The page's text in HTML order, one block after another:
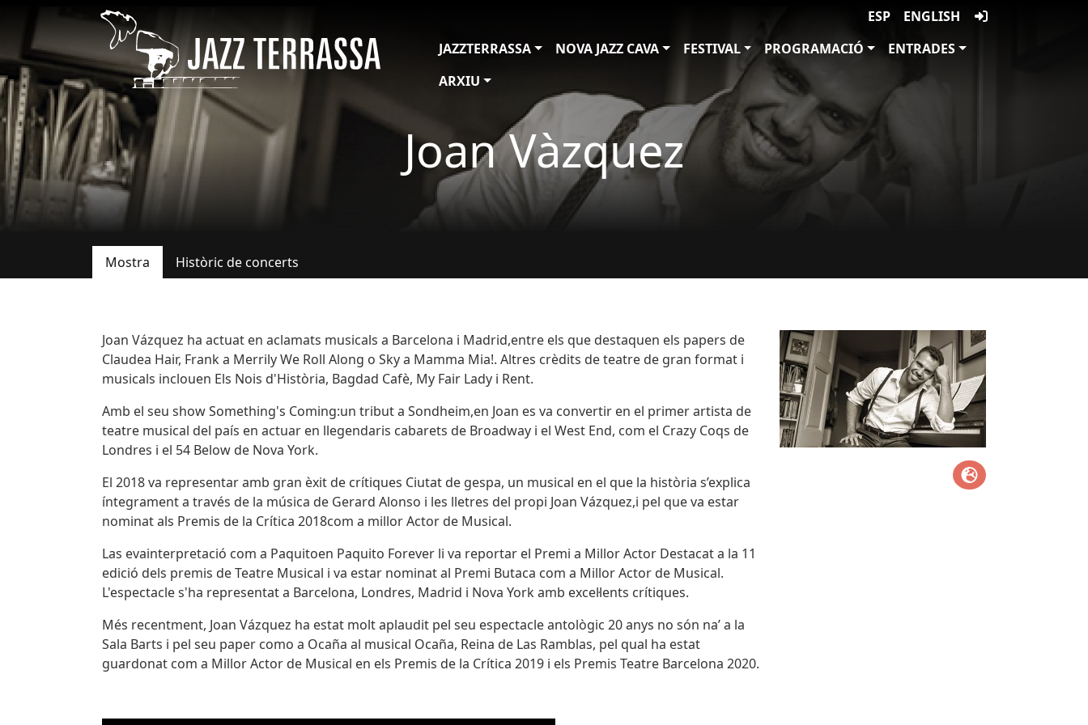
ESP
ENGLISH
JAZZTERRASSA
NOVA JAZZ CAVA FESTIVAL PROGRAMACIÓ
ENTRADES
ARXIU
Joan Vàzquez
Pestanyes primàries
Mostra Històric de concerts
Bio
Joan Vázquez ha actuat en aclamats musicals a Barcelona i Madrid,entre els que destaquen els papers de
Claudea Hair, Frank a Merrily We Roll Along o Sky a Mamma Mia!. Altres crèdits de teatre de gran format i
musicals inclouen Els Nois d'Història, Bagdad Cafè, My Fair Lady i Rent.
Amb el seu show Something's Coming:un tribut a Sondheim,en Joan es va convertir en el primer artista de
teatre musical del país en actuar en llegendaris cabarets de Broadway i el West End, com el Crazy Coqs de
Londres i el 54 Below de Nova York.
El 2018 va representar amb gran èxit de crítiques Ciutat de gespa, un musical en el que la història s’explica
íntegrament a través de la música de Gerard Alonso i les lletres del propi Joan Vázquez,i pel que va estar
nominat als Premis de la Crítica 2018com a millor Actor de Musical.
Las evainterpretació com a Paquitoen Paquito Forever li va reportar el Premi a Millor Actor Destacat a la 11
edició dels premis de Teatre Musical i va estar nominat al Premi Butaca com a Millor Actor de Musical.
L'espectacle s'ha representat a Barcelona, Londres, Madrid i Nova York amb excel·lents crítiques.
Més recentment, Joan Vázquez ha estat molt aplaudit pel seu espectacle antològic 20 anys no són na’ a la
Sala Barts i pel seu paper como a Ocaña al musical Ocaña, Reina de Las Ramblas, pel qual ha estat
guardonat com a Millor Actor de Musical en els Premis de la Crítica 2019 i els Premis Teatre Barcelona 2020.
Imatges
Image